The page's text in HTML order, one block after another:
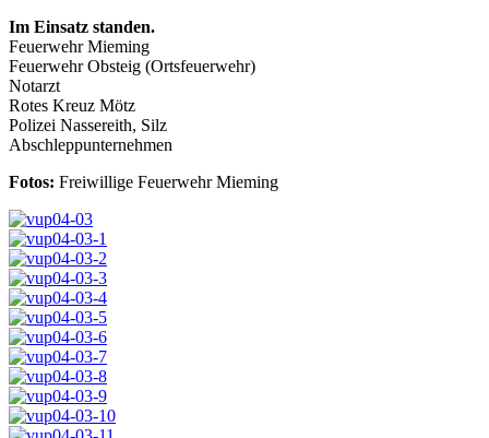
Im Einsatz standen.
Feuerwehr Mieming
Feuerwehr Obsteig (Ortsfeuerwehr)
Notarzt
Rotes Kreuz Mötz
Polizei Nassereith, Silz
Abschleppunternehmen
Fotos: Freiwillige Feuerwehr Mieming